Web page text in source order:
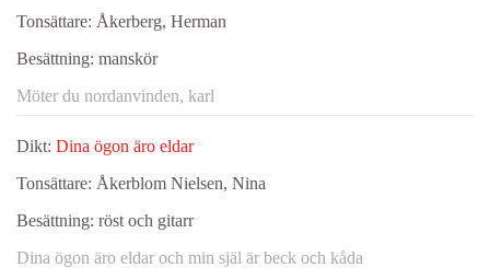
Tonsättare: Åkerberg, Herman
Besättning: manskör
Möter du nordanvinden, karl
Dikt: Dina ögon äro eldar
Tonsättare: Åkerblom Nielsen, Nina
Besättning: röst och gitarr
Dina ögon äro eldar och min själ är beck och kåda